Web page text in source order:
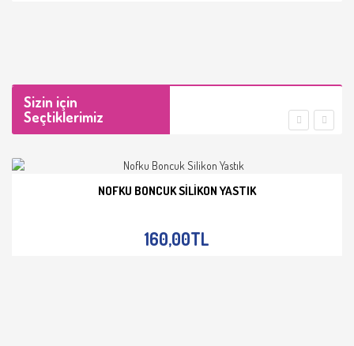
Sizin için
Seçtiklerimiz
NOFKU BONCUK SILIKON YASTIK
160,00TL